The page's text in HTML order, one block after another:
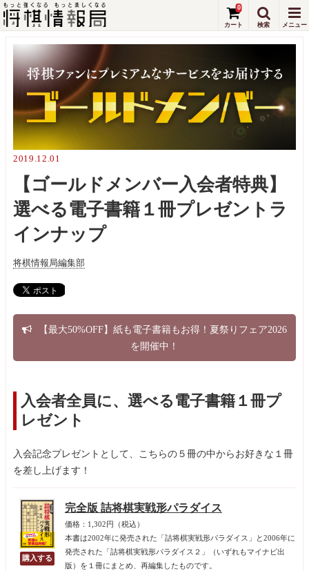
0
2019.12.01
【ゴールドメンバー入会者特典】
選べる電子書籍１冊プレゼントラ
インナップ
将棋情報局編集部
【最大50%OFF】紙も電子書籍もお得！夏祭りフェア2026
を開催中！
入会者全員に、選べる電子書籍１冊プ
レゼント
入会記念プレゼントとして、こちらの５冊の中からお好きな１冊
を差し上げます！
完全版 詰将棋実戦形パラダイス
価格：1,302円（税込）
本書は2002年に発売された「詰将棋実戦形パラダイス」と2006年に
発売された「詰将棋実戦形パラダイス２」（いずれもマイナビ出
版）を１冊にまとめ、再編集したものです。